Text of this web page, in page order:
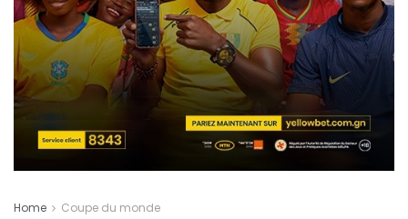
Home Coupe du monde